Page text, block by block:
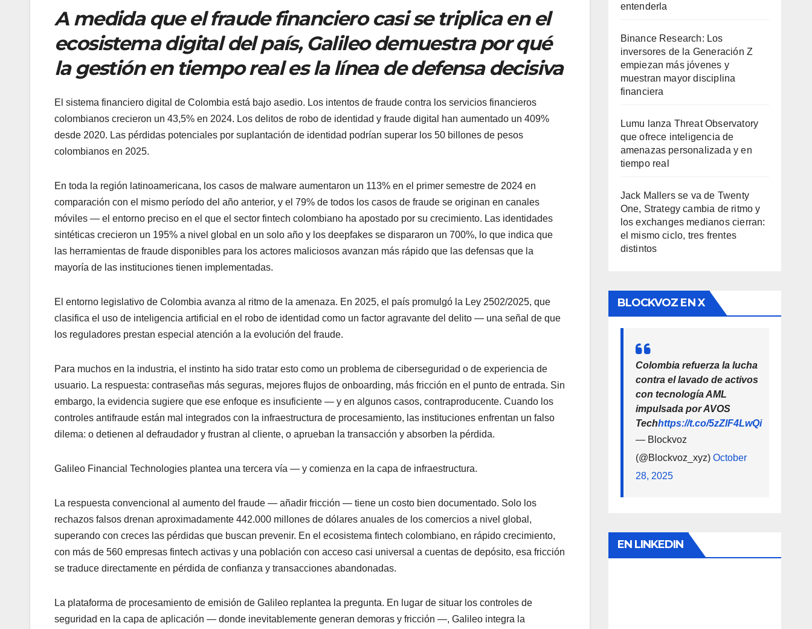
A medida que el fraude financiero casi se triplica en el
ecosistema digital del país, Galileo demuestra por qué
la gestión en tiempo real es la línea de defensa decisiva
El sistema financiero digital de Colombia está bajo asedio. Los intentos de fraude contra los servicios financieros
colombianos crecieron un 43,5% en 2024. Los delitos de robo de identidad y fraude digital han aumentado un 409%
desde 2020. Las pérdidas potenciales por suplantación de identidad podrían superar los 50 billones de pesos
colombianos en 2025.
En toda la región latinoamericana, los casos de malware aumentaron un 113% en el primer semestre de 2024 en
comparación con el mismo período del año anterior, y el 79% de todos los casos de fraude se originan en canales
móviles — el entorno preciso en el que el sector fintech colombiano ha apostado por su crecimiento. Las identidades
sintéticas crecieron un 195% a nivel global en un solo año y los deepfakes se dispararon un 700%, lo que indica que
las herramientas de fraude disponibles para los actores maliciosos avanzan más rápido que las defensas que la
mayoría de las instituciones tienen implementadas.
El entorno legislativo de Colombia avanza al ritmo de la amenaza. En 2025, el país promulgó la Ley 2502/2025, que
clasifica el uso de inteligencia artificial en el robo de identidad como un factor agravante del delito — una señal de que
los reguladores prestan especial atención a la evolución del fraude.
Para muchos en la industria, el instinto ha sido tratar esto como un problema de ciberseguridad o de experiencia de
usuario. La respuesta: contraseñas más seguras, mejores flujos de onboarding, más fricción en el punto de entrada. Sin
embargo, la evidencia sugiere que ese enfoque es insuficiente — y en algunos casos, contraproducente. Cuando los
controles antifraude están mal integrados con la infraestructura de procesamiento, las instituciones enfrentan un falso
dilema: o detienen al defraudador y frustran al cliente, o aprueban la transacción y absorben la pérdida.
Galileo Financial Technologies plantea una tercera vía — y comienza en la capa de infraestructura.
La respuesta convencional al aumento del fraude — añadir fricción — tiene un costo bien documentado. Solo los
rechazos falsos drenan aproximadamente 442.000 millones de dólares anuales de los comercios a nivel global,
superando con creces las pérdidas que buscan prevenir. En el ecosistema fintech colombiano, en rápido crecimiento,
con más de 560 empresas fintech activas y una población con acceso casi universal a cuentas de depósito, esa fricción
se traduce directamente en pérdida de confianza y transacciones abandonadas.
La plataforma de procesamiento de emisión de Galileo replantea la pregunta. En lugar de situar los controles de
seguridad en la capa de aplicación — donde inevitablemente generan demoras y fricción —, Galileo integra la
entenderla
Binance Research: Los
inversores de la Generación Z
empiezan más jóvenes y
muestran mayor disciplina
financiera
Lumu lanza Threat Observatory
que ofrece inteligencia de
amenazas personalizada y en
tiempo real
Jack Mallers se va de Twenty
One, Strategy cambia de ritmo y
los exchanges medianos cierran:
el mismo ciclo, tres frentes
distintos
BLOCKVOZ EN X
Colombia refuerza la lucha
contra el lavado de activos
con tecnología AML
impulsada por AVOS
Techhttps://t.co/5zZlF4LwQi
— Blockvoz
(@Blockvoz_xyz) October
28, 2025
EN LINKEDIN